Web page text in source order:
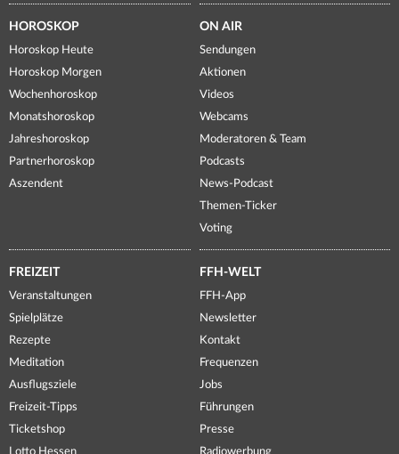
HOROSKOP
Horoskop Heute
Horoskop Morgen
Wochenhoroskop
Monatshoroskop
Jahreshoroskop
Partnerhoroskop
Aszendent
ON AIR
Sendungen
Aktionen
Videos
Webcams
Moderatoren & Team
Podcasts
News-Podcast
Themen-Ticker
Voting
FREIZEIT
Veranstaltungen
Spielplätze
Rezepte
Meditation
Ausflugsziele
Freizeit-Tipps
Ticketshop
Lotto Hessen
FFH-WELT
FFH-App
Newsletter
Kontakt
Frequenzen
Jobs
Führungen
Presse
Radiowerbung